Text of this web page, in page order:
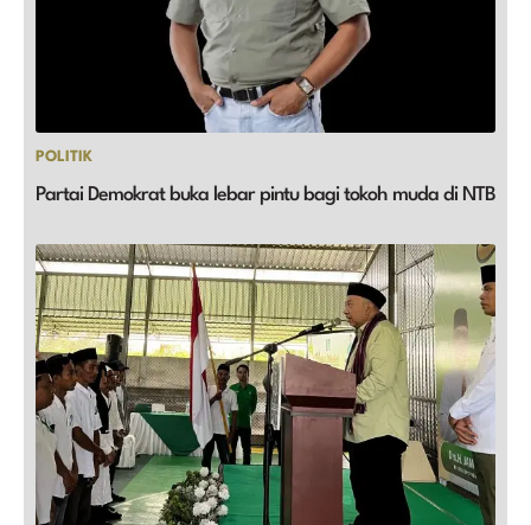
POLITIK
Partai Demokrat buka lebar pintu bagi tokoh muda di NTB